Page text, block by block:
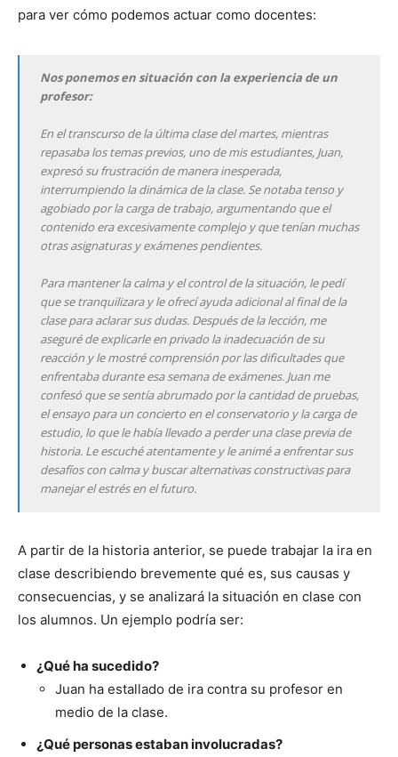
para ver cómo podemos actuar como docentes:
Nos ponemos en situación con la experiencia de un
profesor:
En el transcurso de la última clase del martes, mientras
repasaba los temas previos, uno de mis estudiantes, Juan,
expresó su frustración de manera inesperada,
interrumpiendo la dinámica de la clase. Se notaba tenso y
agobiado por la carga de trabajo, argumentando que el
contenido era excesivamente complejo y que tenían muchas
otras asignaturas y exámenes pendientes.
Para mantener la calma y el control de la situación, le pedí
que se tranquilizara y le ofrecí ayuda adicional al final de la
clase para aclarar sus dudas. Después de la lección, me
aseguré de explicarle en privado la inadecuación de su
reacción y le mostré comprensión por las dificultades que
enfrentaba durante esa semana de exámenes. Juan me
confesó que se sentía abrumado por la cantidad de pruebas,
el ensayo para un concierto en el conservatorio y la carga de
estudio, lo que le había llevado a perder una clase previa de
historia. Le escuché atentamente y le animé a enfrentar sus
desafíos con calma y buscar alternativas constructivas para
manejar el estrés en el futuro.
A partir de la historia anterior, se puede trabajar la ira en
clase describiendo brevemente qué es, sus causas y
consecuencias, y se analizará la situación en clase con
los alumnos. Un ejemplo podría ser:
¿Qué ha sucedido?
Juan ha estallado de ira contra su profesor en
medio de la clase.
¿Qué personas estaban involucradas?